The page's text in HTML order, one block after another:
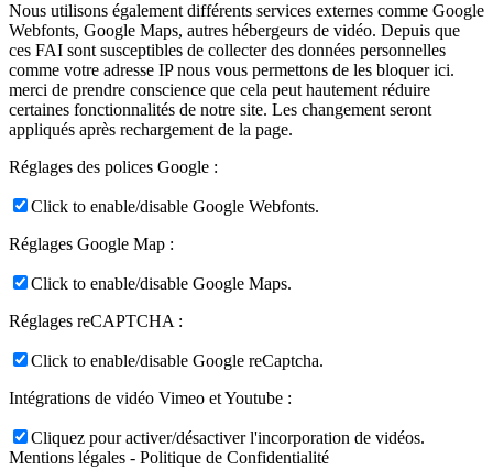
Nous utilisons également différents services externes comme Google
Webfonts, Google Maps, autres hébergeurs de vidéo. Depuis que
ces FAI sont susceptibles de collecter des données personnelles
comme votre adresse IP nous vous permettons de les bloquer ici.
merci de prendre conscience que cela peut hautement réduire
certaines fonctionnalités de notre site. Les changement seront
appliqués après rechargement de la page.
Réglages des polices Google :
Click to enable/disable Google Webfonts.
Réglages Google Map :
Click to enable/disable Google Maps.
Réglages reCAPTCHA :
Click to enable/disable Google reCaptcha.
Intégrations de vidéo Vimeo et Youtube :
Cliquez pour activer/désactiver l'incorporation de vidéos.
Mentions légales - Politique de Confidentialité